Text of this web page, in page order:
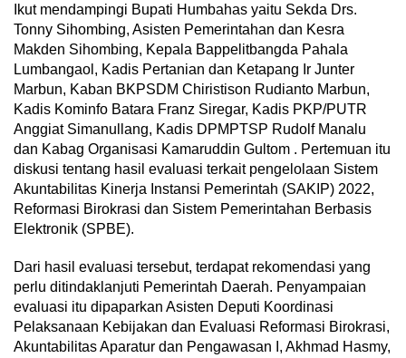
Ikut mendampingi Bupati Humbahas yaitu Sekda Drs.
Tonny Sihombing, Asisten Pemerintahan dan Kesra
Makden Sihombing, Kepala Bappelitbangda Pahala
Lumbangaol, Kadis Pertanian dan Ketapang Ir Junter
Marbun, Kaban BKPSDM Chiristison Rudianto Marbun,
Kadis Kominfo Batara Franz Siregar, Kadis PKP/PUTR
Anggiat Simanullang, Kadis DPMPTSP Rudolf Manalu
dan Kabag Organisasi Kamaruddin Gultom . Pertemuan itu
diskusi tentang hasil evaluasi terkait pengelolaan Sistem
Akuntabilitas Kinerja Instansi Pemerintah (SAKIP) 2022,
Reformasi Birokrasi dan Sistem Pemerintahan Berbasis
Elektronik (SPBE).
Dari hasil evaluasi tersebut, terdapat rekomendasi yang
perlu ditindaklanjuti Pemerintah Daerah. Penyampaian
evaluasi itu dipaparkan Asisten Deputi Koordinasi
Pelaksanaan Kebijakan dan Evaluasi Reformasi Birokrasi,
Akuntabilitas Aparatur dan Pengawasan I, Akhmad Hasmy,